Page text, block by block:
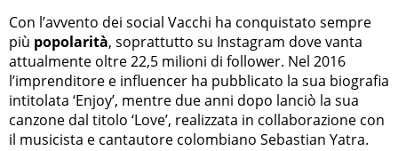
Con l’avvento dei social Vacchi ha conquistato sempre
più popolarità, soprattutto su Instagram dove vanta
attualmente oltre 22,5 milioni di follower. Nel 2016
l’imprenditore e influencer ha pubblicato la sua biografia
intitolata ‘Enjoy’, mentre due anni dopo lanciò la sua
canzone dal titolo ‘Love’, realizzata in collaborazione con
il musicista e cantautore colombiano Sebastian Yatra.